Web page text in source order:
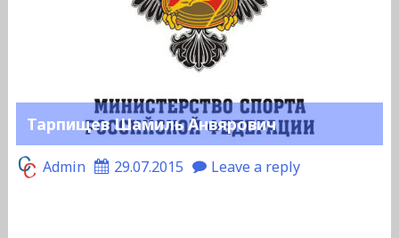
Тарпищев Шамиль Анвярович
Admin 29.07.2015 Leave a reply